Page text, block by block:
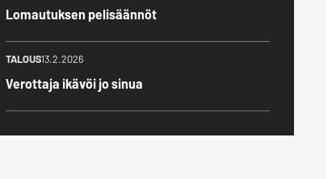
Lomautuksen pelisäännöt
TALOUS13.2.2026
Verottaja ikävöi jo sinua